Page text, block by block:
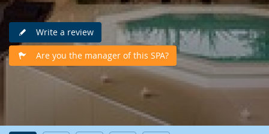
Write a review
Are you the manager of this SPA?